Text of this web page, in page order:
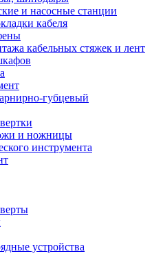
и насосные станции
кабеля
кабельных стяжек и лент
губцевый
и ножницы
инструмента
устройства